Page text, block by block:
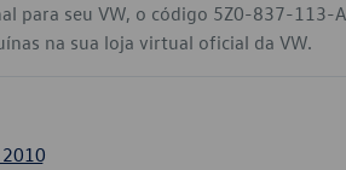
para seu VW, o código 5Z0-837-113-
na sua loja virtual oficial da VW.